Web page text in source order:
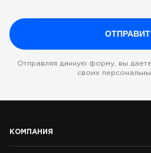
Отправляя данную форму, вы
своих
КОМПАНИЯ